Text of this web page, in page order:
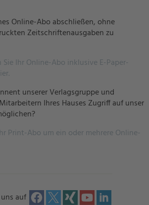
Online-Abo abschließen, ohne
Zeitschriftenausgaben zu
Ihr Online-Abo inklusive E-Paper-
unserer Verlagsgruppe und
Ihres Hauses Zugriff auf unser
Print-Abo um ein oder mehrere Online-
auf